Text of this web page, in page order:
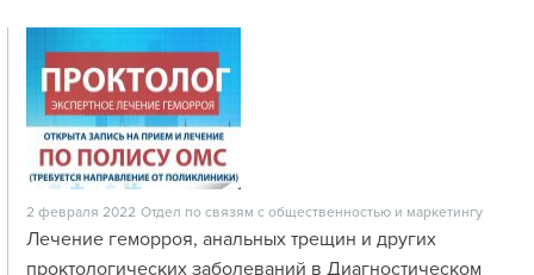
2 февраля 2022 Отдел по связям с общественностью и маркетингу
Лечение геморроя, анальных трещин и других
проктологических заболеваний в Диагностическом